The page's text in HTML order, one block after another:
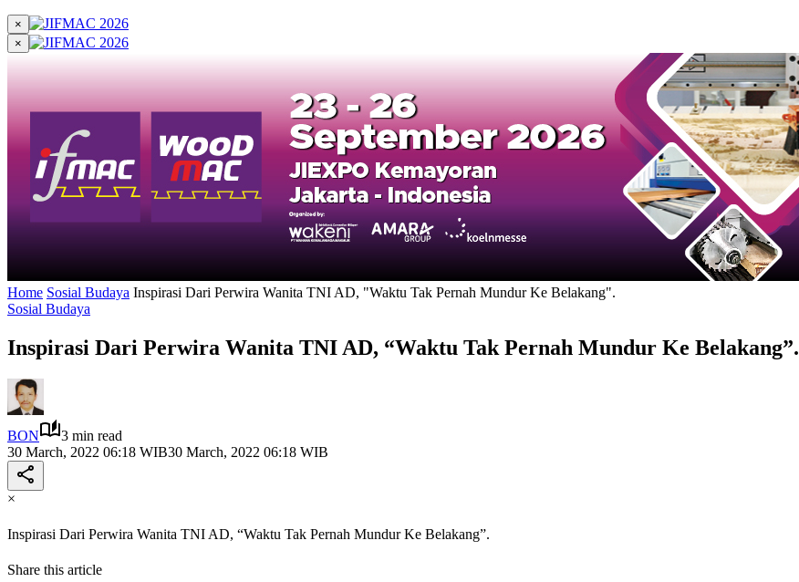
×
×
Home Sosial Budaya Inspirasi Dari Perwira Wanita TNI AD, "Waktu Tak Pernah Mundur Ke Belakang".
Sosial Budaya
Inspirasi Dari Perwira Wanita TNI AD, “Waktu Tak Pernah Mundur Ke Belakang”.
BON
3 min read
30 March, 2022 06:18 WIB30 March, 2022 06:18 WIB
×
Inspirasi Dari Perwira Wanita TNI AD, “Waktu Tak Pernah Mundur Ke Belakang”.
Share this article